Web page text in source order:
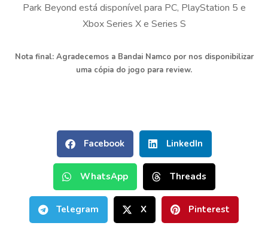
Park Beyond está disponível para PC, PlayStation 5 e
Xbox Series X e Series S
Nota final: Agradecemos a Bandai Namco por nos disponibilizar
uma cópia do jogo para review.
Facebook LinkedIn
WhatsApp Threads
Telegram X Pinterest